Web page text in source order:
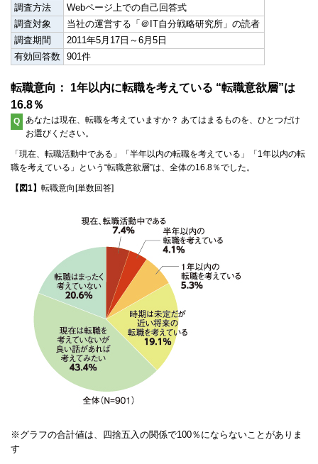
調査方法
Webページ上での自己回答式
調査対象
当社の運営する「＠IT自分戦略研究所」の読者
調査期間
2011年5月17日～6月5日
有効回答数 901件
転職意向： 1年以内に転職を考えている “転職意欲層”は
16.8％
Q あなたは現在、転職を考えていますか？ あてはまるものを、ひとつだけ
お選びください。
「現在、転職活動中である」「半年以内の転職を考えている」「1年以内の転
職を考えている」という“転職意欲層”は、全体の16.8％でした。
【図1】 転職意向[単数回答]
※グラフの合計値は、四捨五入の関係で100％にならないことがありま
す